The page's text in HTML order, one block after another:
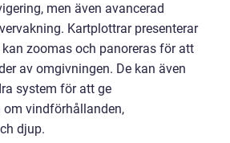
men även avancerad
Kartplottrar presenterar
zoomas och panoreras för att
av omgivningen. De kan även
system för att ge
vindförhållanden,
djup.